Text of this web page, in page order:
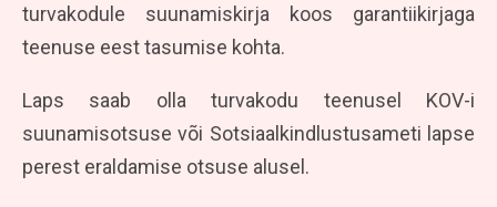
turvakodule suunamiskirja koos garantiikirjaga
teenuse eest tasumise kohta.
Laps saab olla turvakodu teenusel KOV-i
suunamisotsuse või Sotsiaalkindlustusameti lapse
perest eraldamise otsuse alusel.